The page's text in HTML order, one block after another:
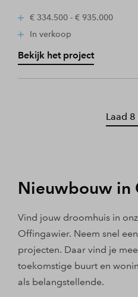
€ 334.500 - € 935.000
In verkoop
Bekijk het project
Laad
Nieuwbouw in
Vind jouw droomhuis in
Offingawier. Neem snel
projecten. Daar vind je
toekomstige buurt en
als belangstellende.